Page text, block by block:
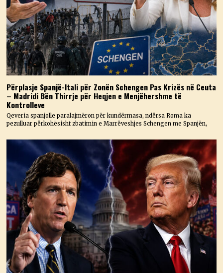
Përplasje Spanjë-Itali për Zonën Schengen Pas Krizës në Ceuta
– Madridi Bën Thirrje për Heqjen e Menjëhershme të
Kontrolleve
Qeveria spanjolle paralajmëron për kundërmasa, ndërsa Roma ka
pezulluar përkohësisht zbatimin e Marrëveshjes Schengen me Spanjën,